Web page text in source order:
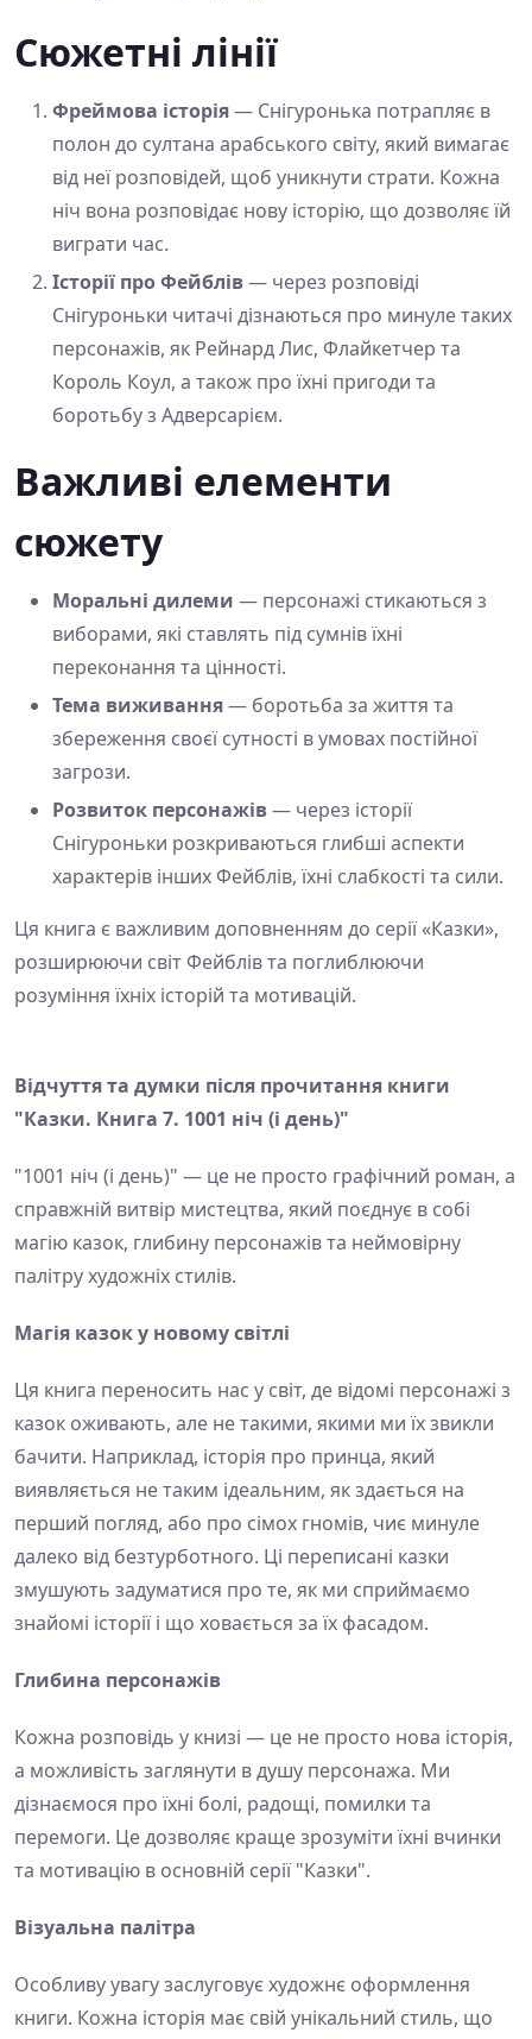
Сюжетні лінії
Фреймова історія— Снігуронька потрапляє в
полон до султана арабського світу, який вимагає
від неї розповідей, щоб уникнути страти. Кожна
ніч вона розповідає нову історію, що дозволяє їй
виграти час.
Історії про Фейблів— через розповіді
Снігуроньки читачі дізнаються про минуле таких
персонажів, як Рейнард Лис, Флайкетчер та
Король Коул, а також про їхні пригоди та
боротьбу з Адверсарієм.
Важливі елементи
сюжету
Моральні дилеми — персонажі стикаються з
виборами, які ставлять під сумнів їхні
переконання та цінності.
Тема виживання— боротьба за життя та
збереження своєї сутності в умовах постійної
загрози.
Розвиток персонажів— через історії
Снігуроньки розкриваються глибші аспекти
характерів інших Фейблів, їхні слабкості та сили.
Ця книга є важливим доповненням до серії «Казки»,
розширюючи світ Фейблів та поглиблюючи
розуміння їхніх історій та мотивацій.
Відчуття та думки після прочитання книги
"Казки. Книга 7. 1001 ніч (і день)"
"1001 ніч (і день)" — це не просто графічний роман, а
справжній витвір мистецтва, який поєднує в собі
магію казок, глибину персонажів та неймовірну
палітру художніх стилів.
Магія казок у новому світлі
Ця книга переносить нас у світ, де відомі персонажі з
казок оживають, але не такими, якими ми їх звикли
бачити. Наприклад, історія про принца, який
виявляється не таким ідеальним, як здається на
перший погляд, або про сімох гномів, чиє минуле
далеко від безтурботного. Ці переписані казки
змушують задуматися про те, як ми сприймаємо
знайомі історії і що ховається за їх фасадом.
Глибина персонажів
Кожна розповідь у книзі — це не просто нова історія,
а можливість заглянути в душу персонажа. Ми
дізнаємося про їхні болі, радощі, помилки та
перемоги. Це дозволяє краще зрозуміти їхні вчинки
та мотивацію в основній серії "Казки".
Візуальна палітра
Особливу увагу заслуговує художнє оформлення
книги. Кожна історія має свій унікальний стиль, що